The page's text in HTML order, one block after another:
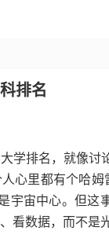
排名
学排名，就像讨
心里都有个哈姆
宇宙中心。但这
看数据，而不是